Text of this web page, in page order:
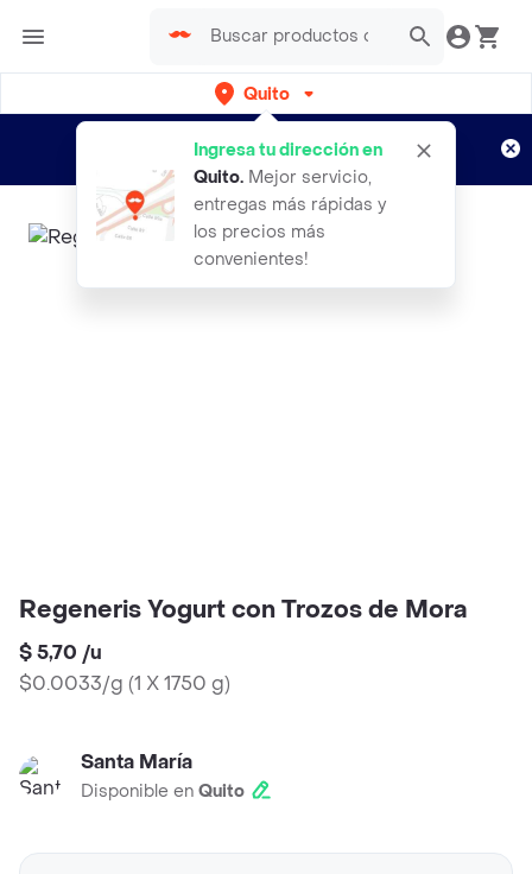
Quito
Ingresa tu dirección en
Quito. Mejor servicio,
entregas más rápidas y
los precios más
convenientes!
envíos gratis por semanas
Aplican TyC
Regeneris Yogurt con Trozos de Mora
$ 5,70 /u
$0.0033/g (1 X 1750 g)
Santa María
Disponible en Quito